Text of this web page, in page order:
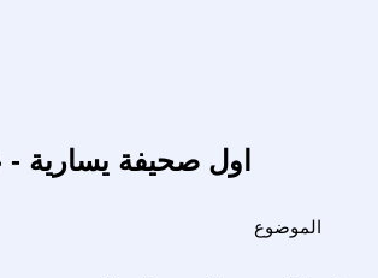
اول صحيفة يسارية -
الموضوع